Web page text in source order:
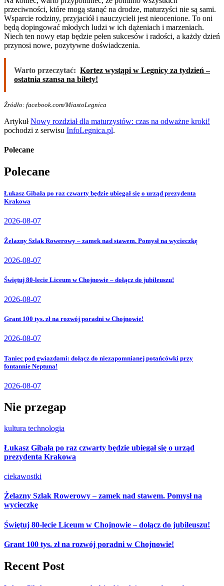
przeciwności, które mogą stanąć na drodze, maturzyści nie są sami.
Wsparcie rodziny, przyjaciół i nauczycieli jest nieocenione. To oni
będą dopingować młodych ludzi w ich dążeniach i marzeniach.
Niech ten nowy etap będzie pełen sukcesów i radości, a każdy dzień
przynosi nowe, pozytywne doświadczenia.
Warto przeczytać: Kortez wystąpi w Legnicy za tydzień –
ostatnia szansa na bilety!
Źródło: facebook.com/MiastoLegnica
ArtykułNowy rozdział dla maturzystów: czas na odważne kroki!
pochodzi z serwisu InfoLegnica.pl.
Polecane
Polecane
Łukasz Gibała po raz czwarty będzie ubiegał się o urząd prezydenta
Krakowa
2026-08-07
Żelazny Szlak Rowerowy – zamek nad stawem. Pomysł na wycieczkę
2026-08-07
Świętuj 80-lecie Liceum w Chojnowie – dołącz do jubileuszu!
2026-08-07
Grant 100 tys. zł na rozwój poradni w Chojnowie!
2026-08-07
Taniec pod gwiazdami: dołącz do niezapomnianej potańcówki przy
fontannie Neptuna!
2026-08-07
Nie przegap
kultura technologia
Łukasz Gibała po raz czwarty będzie ubiegał się o urząd
prezydenta Krakowa
ciekawostki
Żelazny Szlak Rowerowy – zamek nad stawem. Pomysł na
wycieczkę
Świętuj 80-lecie Liceum w Chojnowie – dołącz do jubileuszu!
Grant 100 tys. zł na rozwój poradni w Chojnowie!
Recent Post